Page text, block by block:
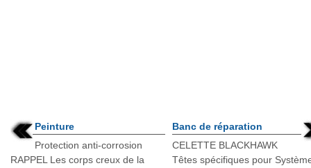
Peinture
Protection anti-corrosion
RAPPEL Les corps creux de la
Banc de réparation
CELETTE BLACKHAWK
Têtes spécifiques pour